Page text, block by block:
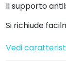
Il supporto
Si richiude
Vedi